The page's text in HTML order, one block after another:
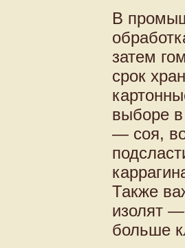
В
затем
срок
выборе
— соя,
Также
изолят
больше